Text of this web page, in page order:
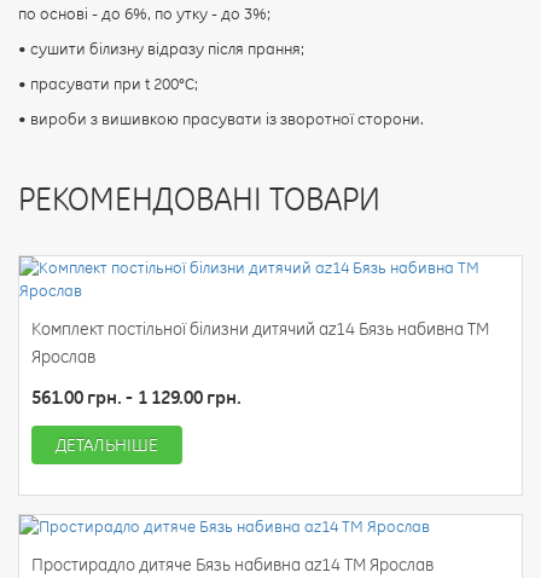
по основі - до 6%, по утку - до 3%;
• сушити білизну відразу після прання;
• прасувати при t 200°С;
• вироби з вишивкою прасувати із зворотної сторони.
РЕКОМЕНДОВАНІ ТОВАРИ
Комплект постільної білизни дитячий az14 Бязь набивна ТМ
Ярослав
561.00 грн. - 1 129.00 грн.
ДЕТАЛЬНІШЕ
Простирадло дитяче Бязь набивна az14 ТМ Ярослав